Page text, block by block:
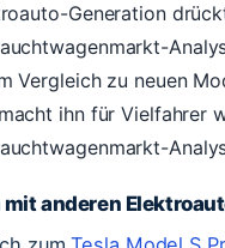
Generation
Vergleich zu neuen
ihn für Vielfahrer
anderen